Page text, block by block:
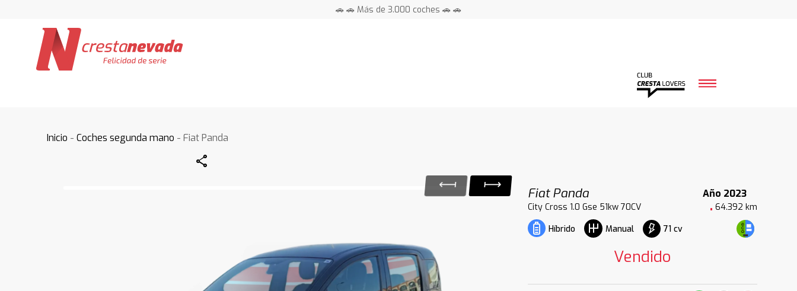
🚗 🚗 Más de 3.000 coches 🚗 🚗
Inicio -Coches segunda mano - Fiat Panda
Share
Fiat Panda
Año 2023
City Cross 1.0 Gse 51kw 70CV
64.392 km
Híbrido
Manual 71 cv
Vendido